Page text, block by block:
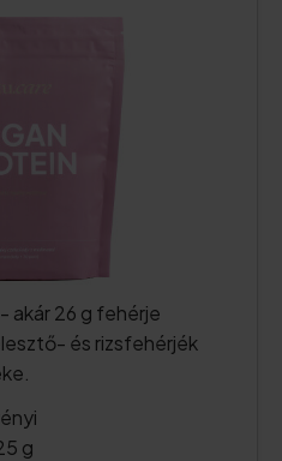
akár 26 g fehérje
és rizsfehérjék
g